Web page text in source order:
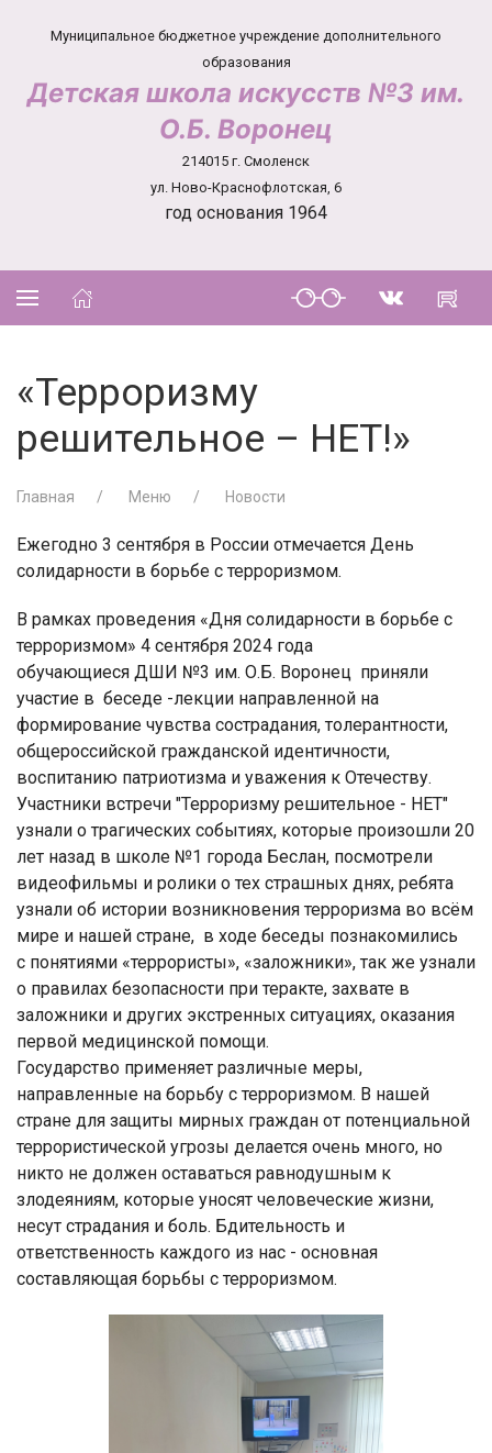
Муниципальное бюджетное учреждение дополнительного
образования
Детская школа искусств №3 им.
О.Б. Воронец
214015 г. Смоленск
ул. Ново-Краснофлотская, 6
год основания 1964
«Терроризму
решительное – НЕТ!»
Главная Меню Новости
Ежегодно 3 сентября в России отмечается День
солидарности в борьбе с терроризмом.
В рамках проведения «Дня солидарности в борьбе с
терроризмом» 4 сентября 2024 года
обучающиеся ДШИ №3 им. О.Б. Воронец приняли
участие в беседе -лекции направленной на
формирование чувства сострадания, толерантности,
общероссийской гражданской идентичности,
воспитанию патриотизма и уважения к Отечеству.
Участники встречи "Терроризму решительное - НЕТ"
узнали о трагических событиях, которые произошли 20
лет назад в школе №1 города Беслан, посмотрели
видеофильмы и ролики о тех страшных днях, ребята
узнали об истории возникновения терроризма во всём
мире и нашей стране, в ходе беседы познакомились
с понятиями «террористы», «заложники», так же узнали
о правилах безопасности при теракте, захвате в
заложники и других экстренных ситуациях, оказания
первой медицинской помощи.
Государство применяет различные меры,
направленные на борьбу с терроризмом. В нашей
стране для защиты мирных граждан от потенциальной
террористической угрозы делается очень много, но
никто не должен оставаться равнодушным к
злодеяниям, которые уносят человеческие жизни,
несут страдания и боль. Бдительность и
ответственность каждого из нас - основная
составляющая борьбы с терроризмом.